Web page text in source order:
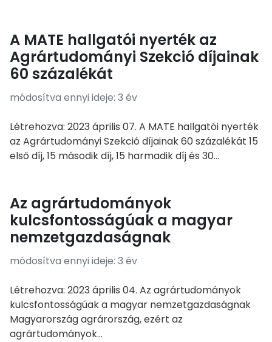
A MATE hallgatói nyerték az
Agrártudományi Szekció díjainak
60 százalékát
módosítva ennyi ideje: 3 év
Létrehozva: 2023 április 07. A MATE hallgatói nyerték
az Agrártudományi Szekció díjainak 60 százalékát 15
első díj, 15 második díj, 15 harmadik díj és 30...
Az agrártudományok
kulcsfontosságúak a magyar
nemzetgazdaságnak
módosítva ennyi ideje: 3 év
Létrehozva: 2023 április 04. Az agrártudományok
kulcsfontosságúak a magyar nemzetgazdaságnak
Magyarország agrárország, ezért az
agrártudományok...